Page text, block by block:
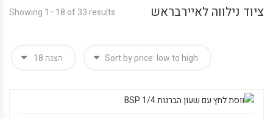
ציוד נילווה לאיירבראש Showing 1–18 of 33 results